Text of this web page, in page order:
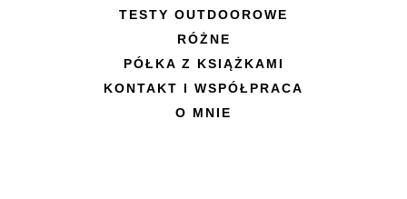
TESTY OUTDOOROWE
RÓŻNE
PÓŁKA Z KSIĄŻKAMI
KONTAKT I WSPÓŁPRACA
O MNIE